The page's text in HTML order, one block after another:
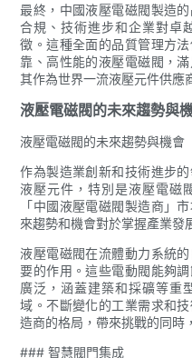
最終，中國液壓電磁閥製造
合規、技術進步和企業對卓
徵。這種全面的品質管理方
靠、高性能的液壓電磁閥，
其作為世界一流液壓元件供應
液壓電磁閥的未來趨勢與
液壓電磁閥的未來趨勢與機會
作為製造業創新和技術進步
液壓元件，特別是液壓電磁
「中國液壓電磁閥製造商」
來趨勢和機會對於掌握產業發
液壓電磁閥在流體動力系統
要的作用。這些電動閥能夠
廣泛，涵蓋建築和採礦等重
域。不斷變化的工業需求和
造商的格局，帶來挑戰的同時
### 智慧閥門集成